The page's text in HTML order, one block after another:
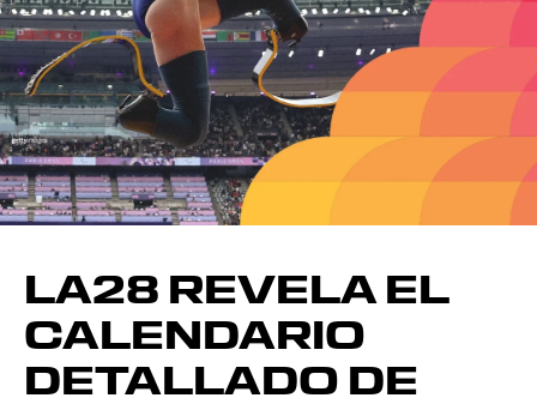
LA28 REVELA EL
CALENDARIO
DETALLADO DE